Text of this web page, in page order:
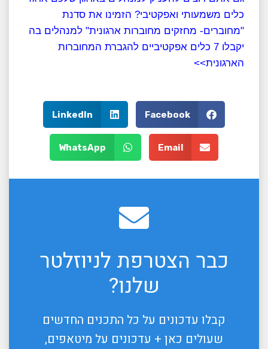
כלים משמעותי ואפקטיבי? הזמינו את סדנת
"מחוברים- מחזקים מחוברות ארגונית" למנהלים בה
יקבלו 7 כלים אפקטיביים להגברת המחוברות
הארגונית>>
Facebook
LinkedIn
Email
WhatsApp
כבר הצטרפת לניוזלטר
שלנו?
קבלו עדכונים על כל התכנים החדשים
שעולים כאן + עדכונים על מיטאפים,